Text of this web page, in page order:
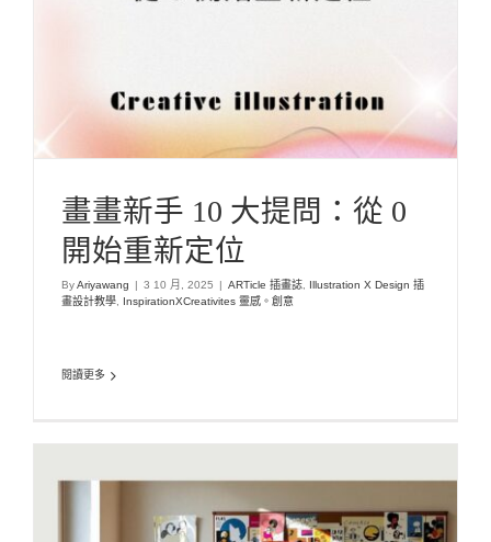
畫畫新手 10 大提問：從 0
開始重新定位
ByAriyawang | 3 10 月, 2025 | ARTicle 插畫誌
Illustration X Design 插
畫設計教學
InspirationXCreativites 靈感。創意
閱讀更多